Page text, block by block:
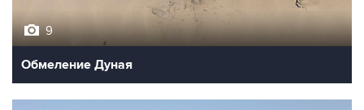
9
Обмеление Дуная